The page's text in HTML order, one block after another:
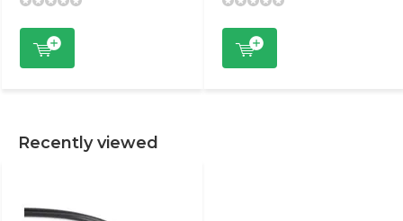
Recently viewed